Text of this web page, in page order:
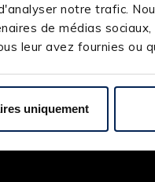
notre trafic.
de médias
leur avez fournies ou
uniquement